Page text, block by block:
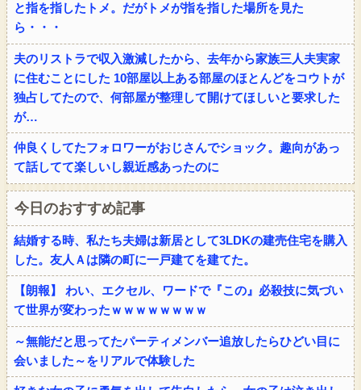
と指を指したトメ。だがトメが指を指した場所を見た
ら・・・
夫のリストラで収入激減したから、去年から家族三人夫実家
に住むことにした 10部屋以上ある部屋のほとんどをコウトが
独占してたので、何部屋が整理して開けてほしいと要求した
が…
仲良くしてたフォロワーがおじさんでショック。趣向があっ
て話してて楽しいし親近感あったのに
今日のおすすめ記事
結婚する時、私たち夫婦は新居として3LDKの建売住宅を購入
した。友人Ａは隣の町に一戸建てを建てた。
【朗報】 わい、エクセル、ワードで『この』必殺技に気づい
て世界が変わったｗｗｗｗｗｗｗｗ
～無能だと思ってたパーティメンバー追放したらひどい目に
会いました～をリアルで体験した